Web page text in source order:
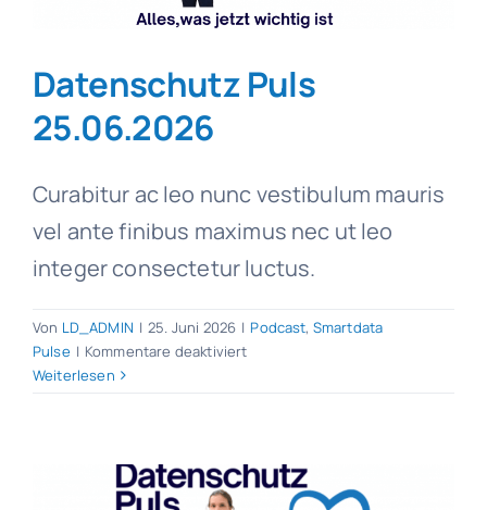
Datenschutz Puls
25.06.2026
Curabitur ac leo nunc vestibulum mauris
vel ante finibus maximus nec ut leo
integer consectetur luctus.
Von LD_ADMIN | 25. Juni 2026 | Podcast, Smartdata
Pulse | Kommentare deaktiviertfür
Weiterlesen